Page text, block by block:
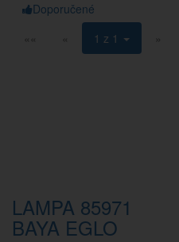
Doporučené
««
« 1 z 1 »
LAMPA 85971
BAYA EGLO